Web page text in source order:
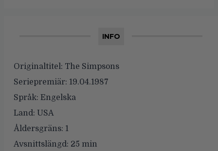
INFO
Originaltitel: The Simpsons
Seriepremiär: 19.04.1987
Språk: Engelska
Land: USA
Åldersgräns: 1
Avsnittslängd: 25 min